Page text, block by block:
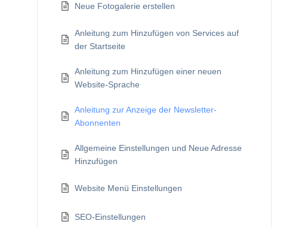
Neue Fotogalerie erstellen
Anleitung zum Hinzufügen von Services auf
der Startseite
Anleitung zum Hinzufügen einer neuen
Website-Sprache
Anleitung zur Anzeige der Newsletter-
Abonnenten
Allgemeine Einstellungen und Neue Adresse
Hinzufügen
Website Menü Einstellungen
SEO-Einstellungen